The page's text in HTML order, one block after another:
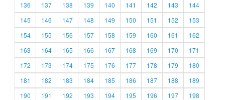
136
137 138 139 140 141 142 143
144
145
146 147 148 149 150 151 152
153
154
155 156 157 158 159 160 161
162
163
164 165 166 167 168 169 170
171
172
173 174 175 176 177 178 179
180
181
182 183 184 185 186 187 188
189
190
191 192 193 194 195 196 197
198